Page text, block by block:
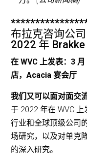
布拉克咨询公司
2022 年
在 WVC 上发表：3
店，Acacia 宴会厅
我们又可以面对面交
于 2022 年在 WVC
行业和全球顶级公司
场研究，以及对单克
的深入研究。